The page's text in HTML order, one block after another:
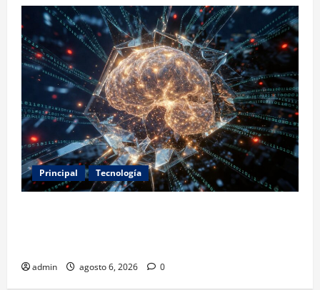
Principal Tecnología
admin agosto 6, 2026 0